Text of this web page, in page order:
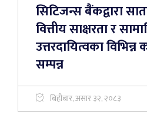
सिटिजन्स बैंकद्वारा
वित्तीय साक्षरता र
उत्तरदायित्वका विभिन्न
सम्पन्न
बिहीबार, असार ३२, २०८३